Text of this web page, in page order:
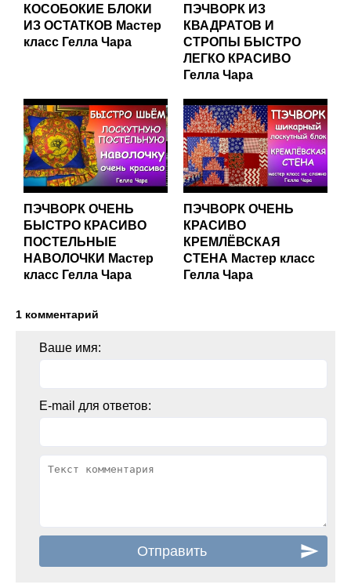
КОСОБОКИЕ БЛОКИ
ИЗ ОСТАТКОВ Мастер
класс Гелла Чара
ПЭЧВОРК ИЗ
КВАДРАТОВ И
СТРОПЫ БЫСТРО
ЛЕГКО КРАСИВО
Гелла Чара
ПЭЧВОРК ОЧЕНЬ
БЫСТРО КРАСИВО
ПОСТЕЛЬНЫЕ
НАВОЛОЧКИ Мастер
класс Гелла Чара
ПЭЧВОРК ОЧЕНЬ
КРАСИВО
КРЕМЛЁВСКАЯ
СТЕНА Мастер класс
Гелла Чара
1 комментарий
Ваше имя:
E-mail для ответов: